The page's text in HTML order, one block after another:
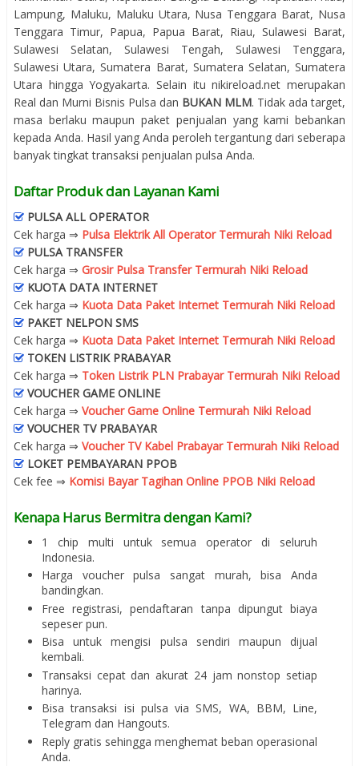
Lampung, Maluku, Maluku Utara, Nusa Tenggara Barat, Nusa
Tenggara Timur, Papua, Papua Barat, Riau, Sulawesi Barat,
Sulawesi Selatan, Sulawesi Tengah, Sulawesi Tenggara,
Sulawesi Utara, Sumatera Barat, Sumatera Selatan, Sumatera
Utara hingga Yogyakarta. Selain itu nikireload.net merupakan
Real dan Murni Bisnis Pulsa dan BUKAN MLM. Tidak ada target,
masa berlaku maupun paket penjualan yang kami bebankan
kepada Anda. Hasil yang Anda peroleh tergantung dari seberapa
banyak tingkat transaksi penjualan pulsa Anda.
Daftar Produk dan Layanan Kami
PULSA ALL OPERATOR
Cek harga ⇒ Pulsa Elektrik All Operator Termurah Niki Reload
PULSA TRANSFER
Cek harga ⇒ Grosir Pulsa Transfer Termurah Niki Reload
KUOTA DATA INTERNET
Cek harga ⇒ Kuota Data Paket Internet Termurah Niki Reload
PAKET NELPON SMS
Cek harga ⇒ Kuota Data Paket Internet Termurah Niki Reload
TOKEN LISTRIK PRABAYAR
Cek harga ⇒ Token Listrik PLN Prabayar Termurah Niki Reload
VOUCHER GAME ONLINE
Cek harga ⇒ Voucher Game Online Termurah Niki Reload
VOUCHER TV PRABAYAR
Cek harga ⇒ Voucher TV Kabel Prabayar Termurah Niki Reload
LOKET PEMBAYARAN PPOB
Cek fee ⇒ Komisi Bayar Tagihan Online PPOB Niki Reload
Kenapa Harus Bermitra dengan Kami?
1 chip multi untuk semua operator di seluruh
Indonesia.
Harga voucher pulsa sangat murah, bisa Anda
bandingkan.
Free registrasi, pendaftaran tanpa dipungut biaya
sepeser pun.
Bisa untuk mengisi pulsa sendiri maupun dijual
kembali.
Transaksi cepat dan akurat 24 jam nonstop setiap
harinya.
Bisa transaksi isi pulsa via SMS, WA, BBM, Line,
Telegram dan Hangouts.
Reply gratis sehingga menghemat beban operasional
Anda.